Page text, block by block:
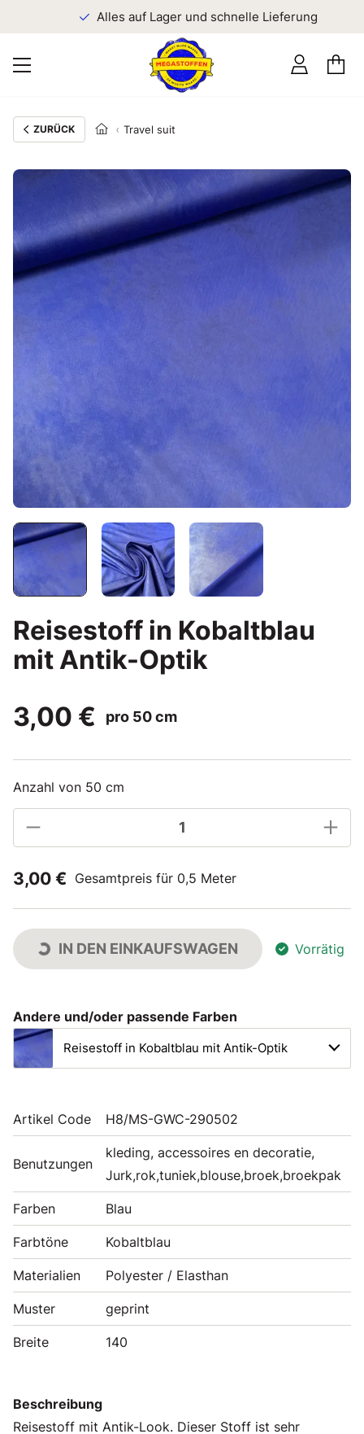
Alles auf Lager und schnelle Lieferung
ZURÜCK Travel suit
Reisestoff in Kobaltblau
mit Antik-Optik
3,00 €
pro 50 cm
Anzahl von 50 cm
3,00 € Gesamtpreis für 0,5 Meter
IN DEN EINKAUFSWAGEN Vorrätig
Andere und/oder passende Farben
Reisestoff in Kobaltblau mit Antik-Optik
Artikel Code H8/MS-GWC-290502
Benutzungen
kleding, accessoires en decoratie,
Jurk,rok,tuniek,blouse,broek,broekpak
Farben Blau
Farbtöne Kobaltblau
Materialien Polyester / Elasthan
Muster geprint
Breite 140
Beschreibung
Reisestoff mit Antik-Look. Dieser Stoff ist sehr